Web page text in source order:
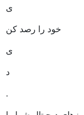
ی
خود را رصد کن
ی
د
.